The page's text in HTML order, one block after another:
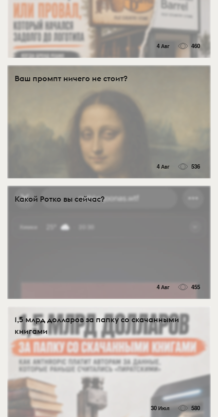
4 Авг 460
Ваш промпт ничего не стоит?
4 Авг 536
Какой Ротко вы сейчас?
4 Авг 455
1,5 млрд долларов за папку со скачанными
книгами
30 Июл 580